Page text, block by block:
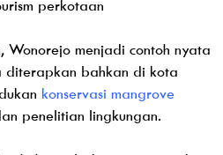
Wonorejo menjadi contoh nyata
diterapkan bahkan di kota
konservasi mangrove
penelitian lingkungan.